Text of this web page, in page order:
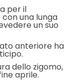
per il
una lunga
un suo
anteriore ha
dello zigomo,
aprile.